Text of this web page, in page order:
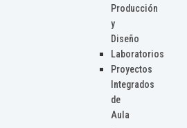
Producción
y
Diseño
Laboratorios
Proyectos
Integrados
de
Aula